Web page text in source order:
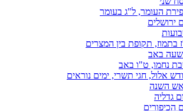
העומר, ל"ג בעומר
ירושלים
בתמוז, תקופת בין המצרים
באב
נחמו, ט"ו באב
אלול, חגי תשרי, ימים נוראים
השנה
גדליה
הכיפורים